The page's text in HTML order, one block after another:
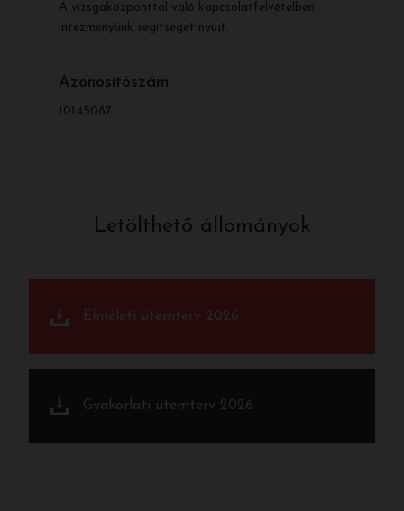
A vizsgaközponttal való kapcsolatfelvételben
intézményünk segítséget nyújt.
Azonosítószám
10145087
Letölthető állományok
Elméleti ütemterv 2026
Gyakorlati ütemterv 2026